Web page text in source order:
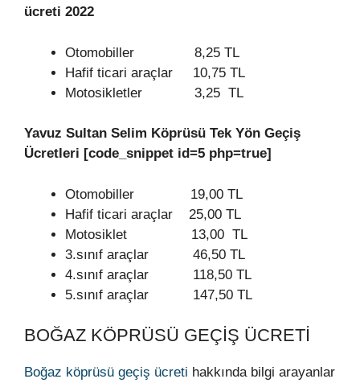
ücreti 2022
Otomobiller 8,25 TL
Hafif ticari araçlar 10,75 TL
Motosikletler 3,25 TL
Yavuz Sultan Selim Köprüsü Tek Yön Geçiş
Ücretleri [code_snippet id=5 php=true]
Otomobiller 19,00 TL
Hafif ticari araçlar 25,00 TL
Motosiklet 13,00 TL
3.sınıf araçlar 46,50 TL
4.sınıf araçlar 118,50 TL
5.sınıf araçlar 147,50 TL
BOĞAZ KÖPRÜSÜ GEÇIŞ ÜCRETI
Boğaz köprüsü geçiş ücreti hakkında bilgi arayanlar